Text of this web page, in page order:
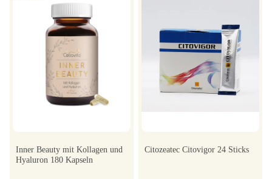
Inner Beauty mit Kollagen und
Hyaluron 180 Kapseln
Citozeatec Citovigor 24 Sticks